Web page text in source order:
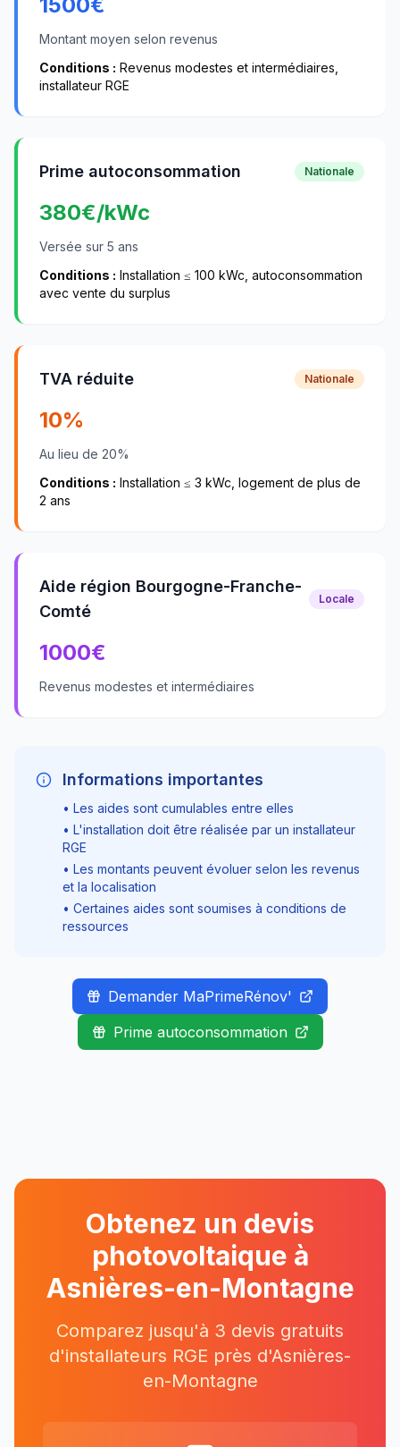
Montant moyen selon revenus
Conditions : Revenus modestes et intermédiaires,
installateur RGE
Prime autoconsommation Nationale
380€/kWc
Versée sur 5 ans
Conditions : Installation ≤ 100 kWc, autoconsommation
avec vente du surplus
TVA réduite Nationale
10%
Au lieu de 20%
Conditions : Installation ≤ 3 kWc, logement de plus de
2 ans
Aide région Bourgogne-Franche-
Comté
Locale
1000€
Revenus modestes et intermédiaires
Informations importantes
• Les aides sont cumulables entre elles
• L'installation doit être réalisée par un installateur
RGE
• Les montants peuvent évoluer selon les revenus
et la localisation
• Certaines aides sont soumises à conditions de
ressources
Demander MaPrimeRénov'
Prime autoconsommation
Obtenez un devis
photovoltaique à
Asnières-en-Montagne
Comparez jusqu'à 3 devis gratuits
d'installateurs RGE près d'Asnières-
en-Montagne